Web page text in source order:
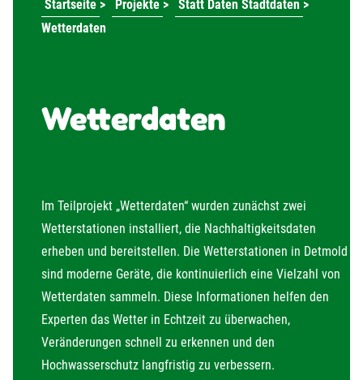
Startseite > Projekte > Statt Daten Stadtdaten >
Wetterdaten
Wetterdaten
Im Teilprojekt „Wetterdaten“ wurden zunächst zwei
Wetterstationen installiert, die Nachhaltigkeitsdaten
erheben und bereitstellen. Die Wetterstationen in Detmold
sind moderne Geräte, die kontinuierlich eine Vielzahl von
Wetterdaten sammeln. Diese Informationen helfen den
Experten das Wetter in Echtzeit zu überwachen,
Veränderungen schnell zu erkennen und den
Hochwasserschutz langfristig zu verbessern.